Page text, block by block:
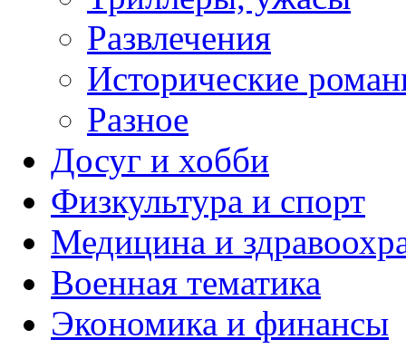
Развлечения
Исторические
Разное
Досуг и хобби
Физкультура и спорт
Медицина и
Военная тематика
Экономика и финансы